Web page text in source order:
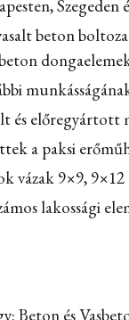
beton
és előregyártott
a paksi
vázak 9×9, 9×12
lakossági
Beton és